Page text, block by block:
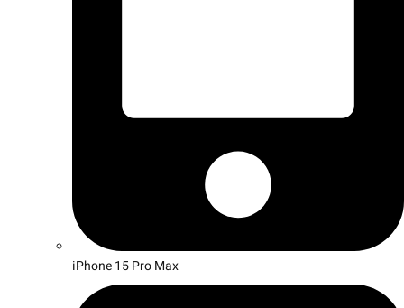
iPhone 15 Pro Max